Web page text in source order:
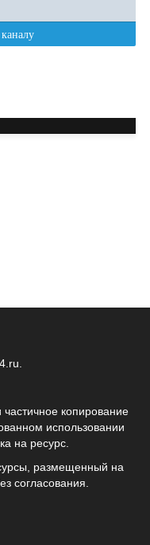
копирование
использовании
на ресурс.
размещенный на
согласования.